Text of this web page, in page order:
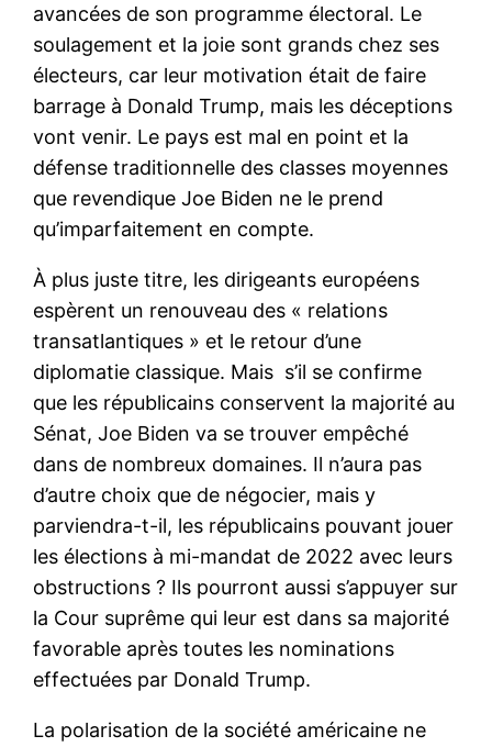
avancées de son programme électoral. Le
soulagement et la joie sont grands chez ses
électeurs, car leur motivation était de faire
barrage à Donald Trump, mais les déceptions
vont venir. Le pays est mal en point et la
défense traditionnelle des classes moyennes
que revendique Joe Biden ne le prend
qu’imparfaitement en compte.
À plus juste titre, les dirigeants européens
espèrent un renouveau des « relations
transatlantiques » et le retour d’une
diplomatie classique. Mais s’il se confirme
que les républicains conservent la majorité au
Sénat, Joe Biden va se trouver empêché
dans de nombreux domaines. Il n’aura pas
d’autre choix que de négocier, mais y
parviendra-t-il, les républicains pouvant jouer
les élections à mi-mandat de 2022 avec leurs
obstructions ? Ils pourront aussi s’appuyer sur
la Cour suprême qui leur est dans sa majorité
favorable après toutes les nominations
effectuées par Donald Trump.
La polarisation de la société américaine ne